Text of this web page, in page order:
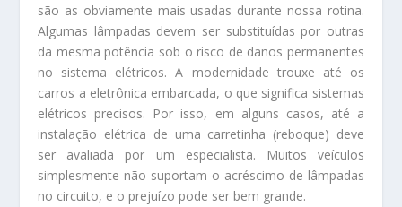
são as obviamente mais usadas durante nossa rotina.
Algumas lâmpadas devem ser substituídas por outras
da mesma potência sob o risco de danos permanentes
no sistema elétricos. A modernidade trouxe até os
carros a eletrônica embarcada, o que significa sistemas
elétricos precisos. Por isso, em alguns casos, até a
instalação elétrica de uma carretinha (reboque) deve
ser avaliada por um especialista. Muitos veículos
simplesmente não suportam o acréscimo de lâmpadas
no circuito, e o prejuízo pode ser bem grande.